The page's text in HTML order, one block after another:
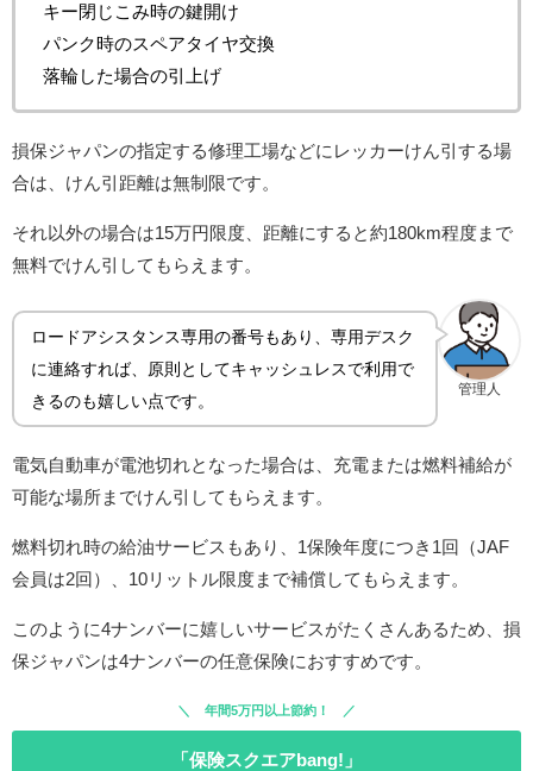
キー閉じこみ時の鍵開け
パンク時のスペアタイヤ交換
落輪した場合の引上げ
損保ジャパンの指定する修理⼯場などにレッカーけん引する場
合は、けん引距離は無制限です。
それ以外の場合は15万円限度、距離にすると約180km程度まで
無料でけん引してもらえます。
管理人
ロードアシスタンス専用の番号もあり、専⽤デスク
に連絡すれば、原則としてキャッシュレスで利⽤で
きるのも嬉しい点です。
電気⾃動⾞が電池切れとなった場合は、充電または燃料補給が
可能な場所までけん引してもらえます。
燃料切れ時の給油サービスもあり、1保険年度につき1回（JAF
会員は2回）、10リットル限度まで補償してもらえます。
このように4ナンバーに嬉しいサービスがたくさんあるため、損
保ジャパンは4ナンバーの任意保険におすすめです。
年間5万円以上節約！
「保険スクエアbang!」